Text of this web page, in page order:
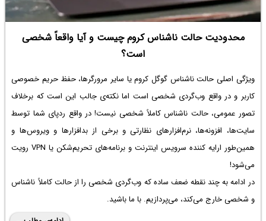
محدودیت حالت ناشناس کروم چیست و آیا واقعاً شخصی
است؟
ویژگی اصلی حالت ناشناس گوگل کروم یا سایر مرورگرها، حفظ حریم خصوصی
کاربر و در واقع وب‌گردی شخصی است اما نکته‌ی جالب این است که برخلاف
تصور عمومی، حالت ناشناس کاملاً شخصی نیست! در واقع ردپای شما توسط
سایت‌ها، افزونه‌ها، نرم‌افزارهای نظارتی و برخی از بدافزارها و ویروس‌ها و
همین‌طور ارایه کننده سرویس اینترنت و برنامه‌های تحریم‌شکن یا VPN رویت
می‌شود!
در ادامه به چند نقطه ضعف ساده که وب‌گردی شخصی را از حالت کاملاً ناشناس
و شخصی خارج می‌کند، می‌پردازیم. با ما باشید.